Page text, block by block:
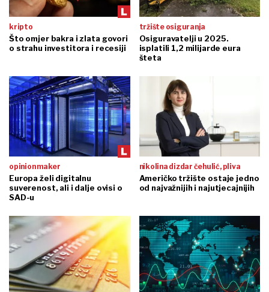
kripto
Što omjer bakra i zlata govori
o strahu investitora i recesiji
tržište osiguranja
Osiguravatelji u 2025.
isplatili 1,2 milijarde eura
šteta
opinion maker
Europa želi digitalnu
suverenost, ali i dalje ovisi o
SAD-u
nikolina dizdar čehulić, pliva
Američko tržište ostaje jedno
od najvažnijih i najutjecajnijih